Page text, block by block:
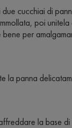
cucchiai di
poi
bene per
la panna
la base di